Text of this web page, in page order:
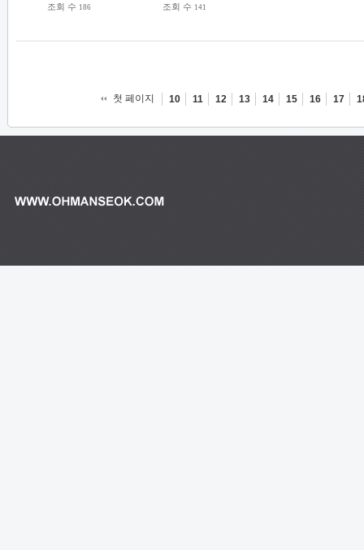
조회 수 186 조회 수 141
첫 페이지 10 11 12 13 14 15 16 17